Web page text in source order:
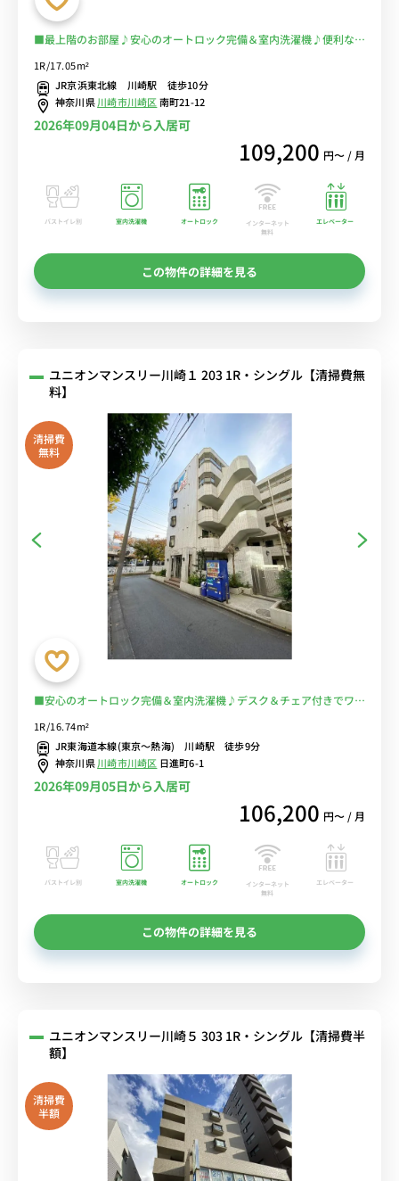
■最上階のお部屋♪安心のオートロック完備＆室内洗濯機♪便利な宅
配BOXあり♪テレワークにおすすめのデスク＆チェア付き♪■JR
線・京急本線の利用が可能/東京・品川まで乗換なし/駅前には「ラゾ
ーナ川崎」や「ダイス」などショッピングモールも多数■選べるWi-
Fi格安レンタル中！
1R/17.05m²
JR京浜東北線 川崎駅 徒歩10分
神奈川県川崎市川崎区南町21-12
2026年09月04日から入居可
109,200 円〜 / 月
バストイレ別 室内洗濯機 オートロック
インターネット
無料
エレベーター
この物件の詳細を見る
ユニオンマンスリー川崎１ 203 1R・シングル【清掃費無
料】
清掃費
無料
■安心のオートロック完備＆室内洗濯機♪デスク＆チェア付きでワー
ら多数の路線が利用可能/東京・秋葉原・横浜まで乗換なし/コンビニ
至近■選べるWi-Fi格安レンタル中！
1R/16.74m²
JR東海道本線(東京～熱海) 川崎駅 徒歩9分
神奈川県川崎市川崎区 日進町6-1
2026年09月05日から入居可
106,200 円〜 / 月
バストイレ別 室内洗濯機 オートロック
インターネット
無料
エレベーター
この物件の詳細を見る
ユニオンマンスリー川崎５ 303 1R・シングル【清掃費半
額】
清掃費
半額